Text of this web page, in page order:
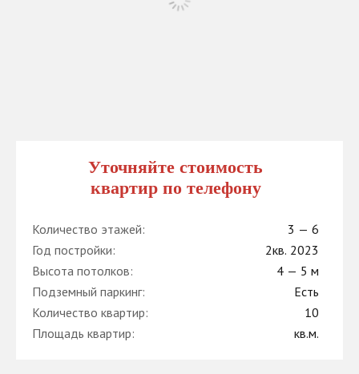
Уточняйте стоимость
квартир по телефону
Количество этажей:
3 — 6
Год постройки:
2кв. 2023
Высота потолков:
4 — 5 м
Подземный паркинг:
Есть
Количество квартир:
10
Площадь квартир:
кв.м.